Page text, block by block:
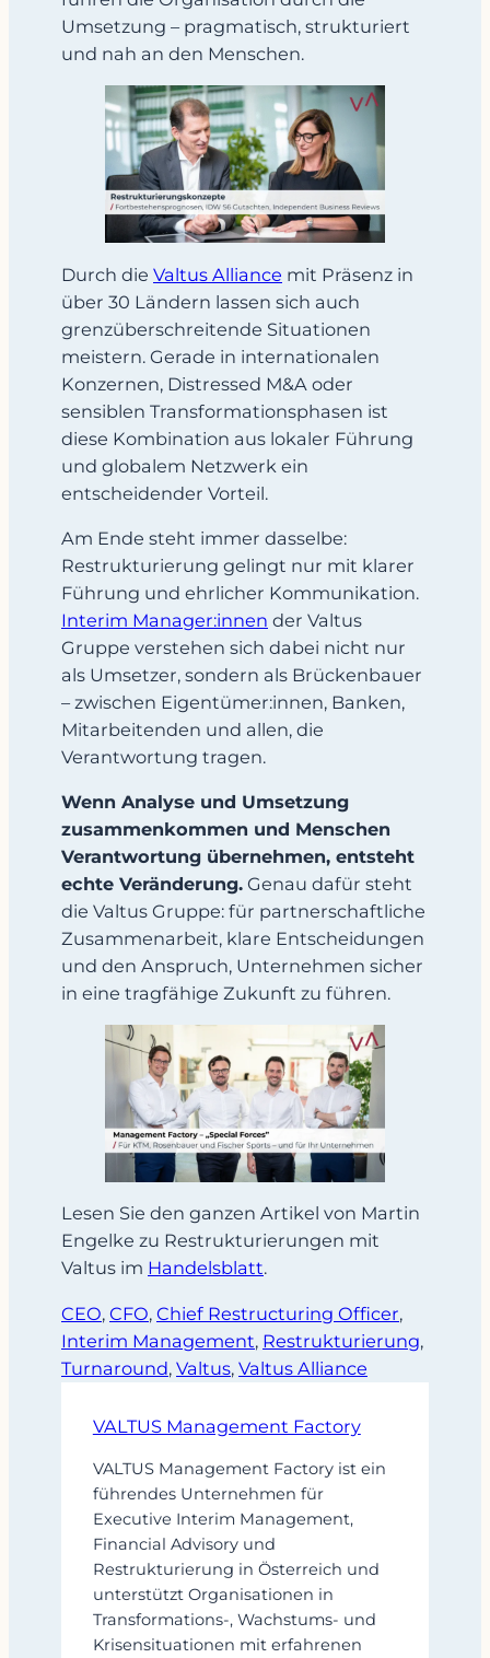
Umsetzung – pragmatisch, strukturiert
und nah an den Menschen.
Durch die Valtus Alliance mit Präsenz in
über 30 Ländern lassen sich auch
grenzüberschreitende Situationen
meistern. Gerade in internationalen
Konzernen, Distressed M&A oder
sensiblen Transformationsphasen ist
diese Kombination aus lokaler Führung
und globalem Netzwerk ein
entscheidender Vorteil.
Am Ende steht immer dasselbe:
Restrukturierung gelingt nur mit klarer
Führung und ehrlicher Kommunikation.
Interim Manager:innen der Valtus
Gruppe verstehen sich dabei nicht nur
als Umsetzer, sondern als Brückenbauer
– zwischen Eigentümer:innen, Banken,
Mitarbeitenden und allen, die
Verantwortung tragen.
Wenn Analyse und Umsetzung
zusammenkommen und Menschen
Verantwortung übernehmen, entsteht
echte Veränderung. Genau dafür steht
die Valtus Gruppe: für partnerschaftliche
Zusammenarbeit, klare Entscheidungen
und den Anspruch, Unternehmen sicher
in eine tragfähige Zukunft zu führen.
Lesen Sie den ganzen Artikel von Martin
Engelke zu Restrukturierungen mit
Valtus im Handelsblatt.
CEO, CFO, Chief Restructuring Officer
Interim Management, Restrukturierung
Turnaround, Valtus, Valtus Alliance
VALTUS Management Factory
VALTUS Management Factory ist ein
führendes Unternehmen für
Executive Interim Management,
Financial Advisory und
Restrukturierung in Österreich und
unterstützt Organisationen in
Transformations-, Wachstums- und
Krisensituationen mit erfahrenen